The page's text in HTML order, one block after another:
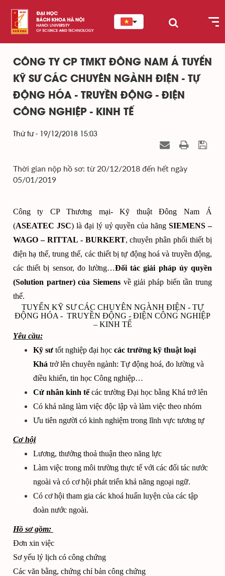
CÔNG TY CP TMKT ĐÔNG NAM Á TUYỂN
KỸ SƯ CÁC CHUYÊN NGÀNH ĐIỆN - TỰ
ĐỘNG HÓA - TRUYỀN ĐỘNG - ĐIỆN
CÔNG NGHIỆP - KINH TẾ
Thứ tư - 19/12/2018 15:03
Thời gian nộp hồ sơ: từ 20/12/2018 đến hết ngày
05/01/2019
Công ty CP Thương mại- Kỹ thuật Đông Nam Á
(ASEATEC JSC) là đại lý uỷ quyền của hãngSIEMENS –
WAGO – RITTAL - BURKERT, chuyên phân phối thiết bị
điện hạ thế, trung thế, các thiết bị tự động hoá và truyền động,
các thiết bị sensor, đo lường…Đối tác giải pháp ủy quyền
(Solution partner) của Siemens về giải pháp biến tần trung
thế.
TUYỂN KỸ SƯ CÁC CHUYÊN NGÀNH ĐIỆN - TỰ
ĐỘNG HÓA - TRUYỀN ĐỘNG - ĐIỆN CÔNG NGHIỆP
– KINH TẾ
Yêu cầu:
Kỹ sư tốt nghiệp đại học các trường kỹ thuật loại
Khá trở lên chuyên ngành: Tự động hoá, đo lường và
điều khiển, tin học Công nghiệp…
Cử nhân kinh tếcác trường Đại học bằng Khá trở lên
Có khả năng làm việc độc lập và làm việc theo nhóm
Ưu tiên người có kinh nghiệm trong lĩnh vực tương tự
Cơ hội
Lương, thưởng thoả thuận theo năng lực
Làm việc trong môi trường thực tế với các đối tác nước
ngoài và có cơ hội phát triển khả năng ngoại ngữ.
Có cơ hội tham gia các khoá huấn luyện của các tập
đoàn nước ngoài.
Hồ sơ gồm:
Đơn xin việc
Sơ yếu lý lịch có công chứng
Các văn bằng, chứng chỉ bản công chứng